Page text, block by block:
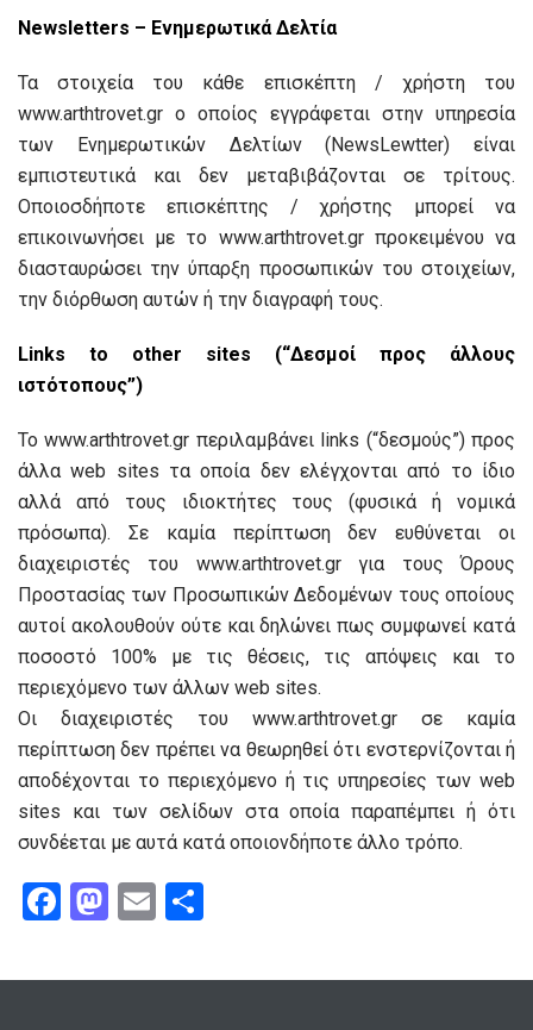
Newsletters – Ενημερωτικά Δελτία
Τα στοιχεία του κάθε επισκέπτη / χρήστη του
www.arthtrovet.gr ο οποίος εγγράφεται στην υπηρεσία
των Ενημερωτικών Δελτίων (NewsLewtter) είναι
εμπιστευτικά και δεν μεταβιβάζονται σε τρίτους.
Οποιοσδήποτε επισκέπτης / χρήστης μπορεί να
επικοινωνήσει με το www.arthtrovet.gr προκειμένου να
διασταυρώσει την ύπαρξη προσωπικών του στοιχείων,
την διόρθωση αυτών ή την διαγραφή τους.
Links to other sites (“Δεσμοί προς άλλους
ιστότοπους”)
Το www.arthtrovet.gr περιλαμβάνει links (“δεσμούς”) προς
άλλα web sites τα οποία δεν ελέγχονται από το ίδιο
αλλά από τους ιδιοκτήτες τους (φυσικά ή νομικά
πρόσωπα). Σε καμία περίπτωση δεν ευθύνεται οι
διαχειριστές του www.arthtrovet.gr για τους Όρους
Προστασίας των Προσωπικών Δεδομένων τους οποίους
αυτοί ακολουθούν ούτε και δηλώνει πως συμφωνεί κατά
ποσοστό 100% με τις θέσεις, τις απόψεις και το
περιεχόμενο των άλλων web sites.
Οι διαχειριστές του www.arthtrovet.gr σε καμία
περίπτωση δεν πρέπει να θεωρηθεί ότι ενστερνίζονται ή
αποδέχονται το περιεχόμενο ή τις υπηρεσίες των web
sites και των σελίδων στα οποία παραπέμπει ή ότι
συνδέεται με αυτά κατά οποιονδήποτε άλλο τρόπο.
F
ce
M
st
E
ail ar